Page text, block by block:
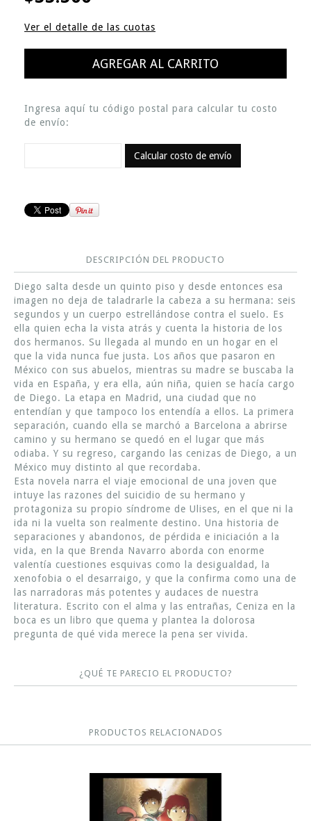
Ver el detalle de las cuotas
Ingresa aquí tu código postal para calcular tu costo
de envío:
Calcular costo de envío
DESCRIPCIÓN DEL PRODUCTO
Diego salta desde un quinto piso y desde entonces esa
imagen no deja de taladrarle la cabeza a su hermana: seis
segundos y un cuerpo estrellándose contra el suelo. Es
ella quien echa la vista atrás y cuenta la historia de los
dos hermanos. Su llegada al mundo en un hogar en el
que la vida nunca fue justa. Los años que pasaron en
México con sus abuelos, mientras su madre se buscaba la
vida en España, y era ella, aún niña, quien se hacía cargo
de Diego. La etapa en Madrid, una ciudad que no
entendían y que tampoco los entendía a ellos. La primera
separación, cuando ella se marchó a Barcelona a abrirse
camino y su hermano se quedó en el lugar que más
odiaba. Y su regreso, cargando las cenizas de Diego, a un
México muy distinto al que recordaba.
Esta novela narra el viaje emocional de una joven que
intuye las razones del suicidio de su hermano y
protagoniza su propio síndrome de Ulises, en el que ni la
ida ni la vuelta son realmente destino. Una historia de
separaciones y abandonos, de pérdida e iniciación a la
vida, en la que Brenda Navarro aborda con enorme
valentía cuestiones esquivas como la desigualdad, la
xenofobia o el desarraigo, y que la confirma como una de
las narradoras más potentes y audaces de nuestra
literatura. Escrito con el alma y las entrañas, Ceniza en la
boca es un libro que quema y plantea la dolorosa
pregunta de qué vida merece la pena ser vivida.
¿QUÉ TE PARECIO EL PRODUCTO?
PRODUCTOS RELACIONADOS